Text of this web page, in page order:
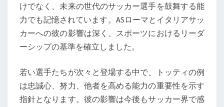
けでなく、未来の世代のサッカー選手を鼓舞する能
力でも記憶されています。ASローマとイタリアサッ
カーへの彼の影響は深く、スポーツにおけるリーダ
ーシップの基準を確立しました。
若い選手たちが次々と登場する中で、トッティの例
は忠誠心、努力、他者を高める能力の重要性を示す
指針となります。彼の影響は今後もサッカー界で感